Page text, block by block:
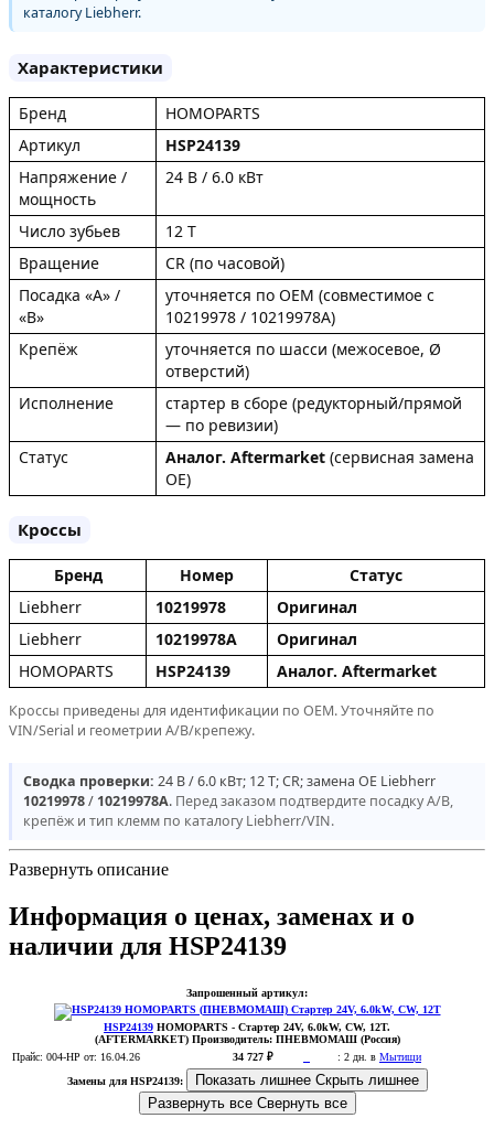
каталогу Liebherr.
Характеристики
Бренд
HOMOPARTS
Артикул
HSP24139
Напряжение /
мощность
24 В / 6.0 кВт
Число зубьев
12 T
Вращение
CR (по часовой)
Посадка «A» /
«B»
уточняется по OEM (совместимое с
10219978 / 10219978A)
Крепёж
уточняется по шасси (межосевое, Ø
отверстий)
Исполнение
стартер в сборе (редукторный/прямой
— по ревизии)
Статус
Аналог. Aftermarket (сервисная замена
OE)
Кроссы
Бренд Номер
Статус
Liebherr
10219978
Оригинал
Liebherr
10219978A
Оригинал
HOMOPARTS
HSP24139 Аналог. Aftermarket
Кроссы приведены для идентификации по OEM. Уточняйте по
VIN/Serial и геометрии A/B/крепежу.
Сводка проверки: 24 В / 6.0 кВт; 12 T; CR; замена OE Liebherr
10219978/ 10219978A. Перед заказом подтвердите посадку A/B,
крепёж и тип клемм по каталогу Liebherr/VIN.
Развернуть описание
Информация о ценах, заменах и о
наличии для HSP24139
Запрошенный артикул:
HSP24139 HOMOPARTS - Стартер 24V, 6.0kW, CW, 12T.
(AFTERMARKET)Производитель: ПНЕВМОМАШ (Россия)
Прайс: 004-HP от: 16.04.26 34 727 ₽ : 2 дн. в Мытищи
Замены для HSP24139:
Показать лишнее Скрыть лишнее
Развернуть все Свернуть все